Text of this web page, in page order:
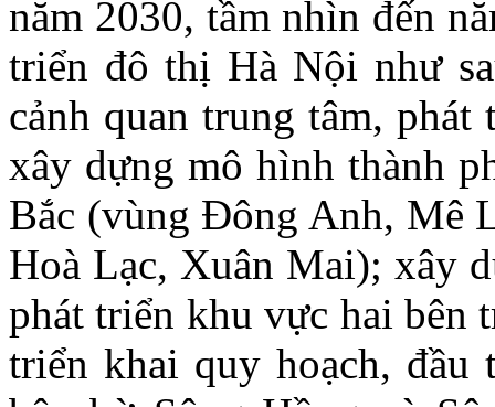
năm 2030, tầm nhìn đến
triển đô thị Hà Nội như
cảnh quan trung tâm,
xây dựng mô hình thành
Bắc (vùng Đông Anh, Mê
Hoà Lạc, Xuân Mai); xây
phát triển khu vực hai bên
triển khai quy hoạch,